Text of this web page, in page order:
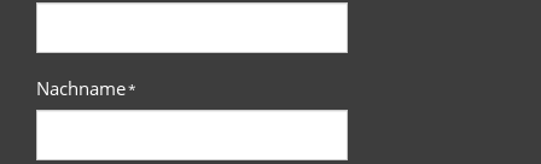
Nachname*